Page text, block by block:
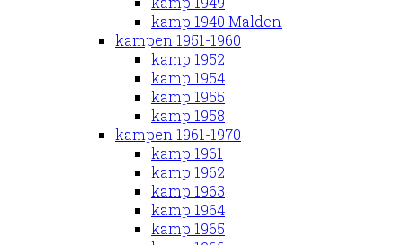
kamp 1940 Malden
kampen 1951-1960
kamp 1952
kamp 1954
kamp 1955
kamp 1958
kampen 1961-1970
kamp 1961
kamp 1962
kamp 1963
kamp 1964
kamp 1965